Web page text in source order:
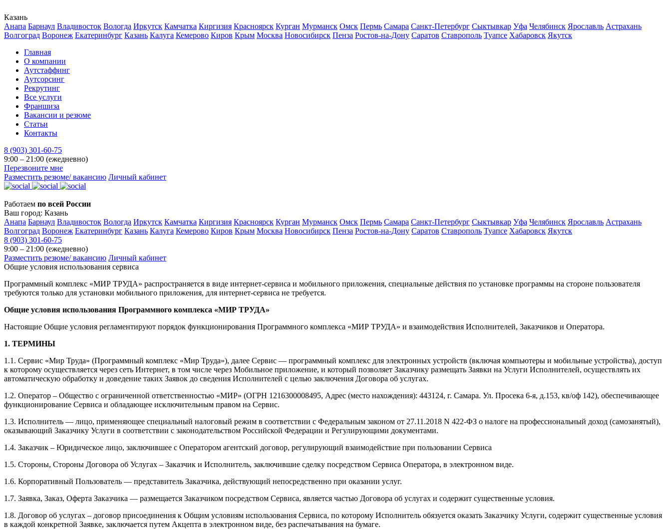
Казань
Анапа Барнаул Владивосток Вологда Иркутск Камчатка Киргизия Красноярск Курган Мурманск Омск Пермь Самара Санкт-Петербург Сыктывкар Уфа Челябинск Ярославль Астрахань
Волгоград Воронеж Екатеринбург Казань Калуга Кемерово Киров Крым Москва Новосибирск Пенза Ростов-на-Дону Саратов Ставрополь Туапсе Хабаровск Якутск
Главная
О компании
Аутстаффинг
Аутсорсинг
Рекрутинг
Все услуги
Франшиза
Вакансии и резюме
Статьи
Контакты
8 (903) 301-60-75
9:00 – 21:00 (ежедневно)
Перезвоните мне
Разместить резюме/ вакансию Личный кабинет
Работаем по всей России
Ваш город: Казань
Анапа Барнаул Владивосток Вологда Иркутск Камчатка Киргизия Красноярск Курган Мурманск Омск Пермь Самара Санкт-Петербург Сыктывкар Уфа Челябинск Ярославль Астрахань
Волгоград Воронеж Екатеринбург Казань Калуга Кемерово Киров Крым Москва Новосибирск Пенза Ростов-на-Дону Саратов Ставрополь Туапсе Хабаровск Якутск
8 (903) 301-60-75
9:00 – 21:00 (ежедневно)
Разместить резюме/ вакансию Личный кабинет
Общие условия использования сервиса
Программный комплекс «МИР ТРУДА» распространяется в виде интернет-сервиса и мобильного приложения, специальные действия по установке программы на стороне пользователя
требуются только для установки мобильного приложения, для интернет-сервиса не требуется.
Общие условия использования Программного комплекса «МИР ТРУДА»
Настоящие Общие условия регламентируют порядок функционирования Программного комплекса «МИР ТРУДА» и взаимодействия Исполнителей, Заказчиков и Оператора.
1. ТЕРМИНЫ
1.1. Сервис «Мир Труда» (Программный комплекс «Мир Труда»), далее Сервис — программный комплекс для электронных устройств (включая компьютеры и мобильные устройства), доступ
к которому осуществляется через сеть Интернет, в том числе через Мобильное приложение, и который позволяет Заказчику размещать Заявки на Услуги Исполнителей, осуществлять их
автоматическую обработку и доведение таких Заявок до сведения Исполнителей с целью заключения Договора об услугах.
1.2. Оператор – Общество с ограниченной ответственностью «МИР» (ОГРН 1216300008495, Адрес (место нахождения): 443124, г. Самара. Ул. Просека 6-я, д.153, кв/оф 142), обеспечивающее
функционирование Сервиса и обладающее исключительным правом на Сервис.
1.3. Исполнитель — лицо, применяющее специальный налоговый режим в соответствии с Федеральным законом от 27.11.2018 N 422-ФЗ о налоге на профессиональный доход (самозанятый),
оказывающий Заказчику Услуги в соответствии с законодательством Российской Федерации и Регулирующими документами.
1.4. Заказчик – Юридическое лицо, заключившее с Оператором агентский договор, регулирующий взаимодействие при пользовании Сервиса
1.5. Стороны, Стороны Договора об Услугах – Заказчик и Исполнитель, заключившие сделку посредством Сервиса Оператора, в электронном виде.
1.6. Корпоративный Пользователь — представитель Заказчика, действующий непосредственно при оказании услуг.
1.7. Заявка, Заказ, Оферта Заказчика — размещается Заказчиком посредством Сервиса, является частью Договора об услугах и содержит существенные условия.
1.8. Договор об услугах – договор присоединения к Общим условиям использования Сервиса, по которому Исполнитель обязуется оказать Заказчику Услуги, содержит существенные условия
в каждой конкретной Заявке, заключается путем Акцепта в электронном виде, без распечатывания на бумаге.